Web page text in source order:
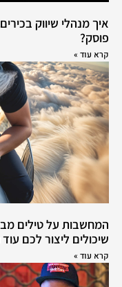
איך מנהלי שיווק
פוסק?
קרא עוד »
שיכולים ליצור לכם
קרא עוד »